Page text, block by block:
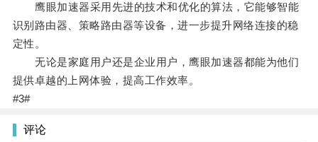
鹰眼加速器采用先进的技术和优化的算法，它能够智能
识别路由器、策略路由器等设备，进一步提升网络连接的稳
定性。
无论是家庭用户还是企业用户，鹰眼加速器都能为他们
提供卓越的上网体验，提高工作效率。
#3#
评论